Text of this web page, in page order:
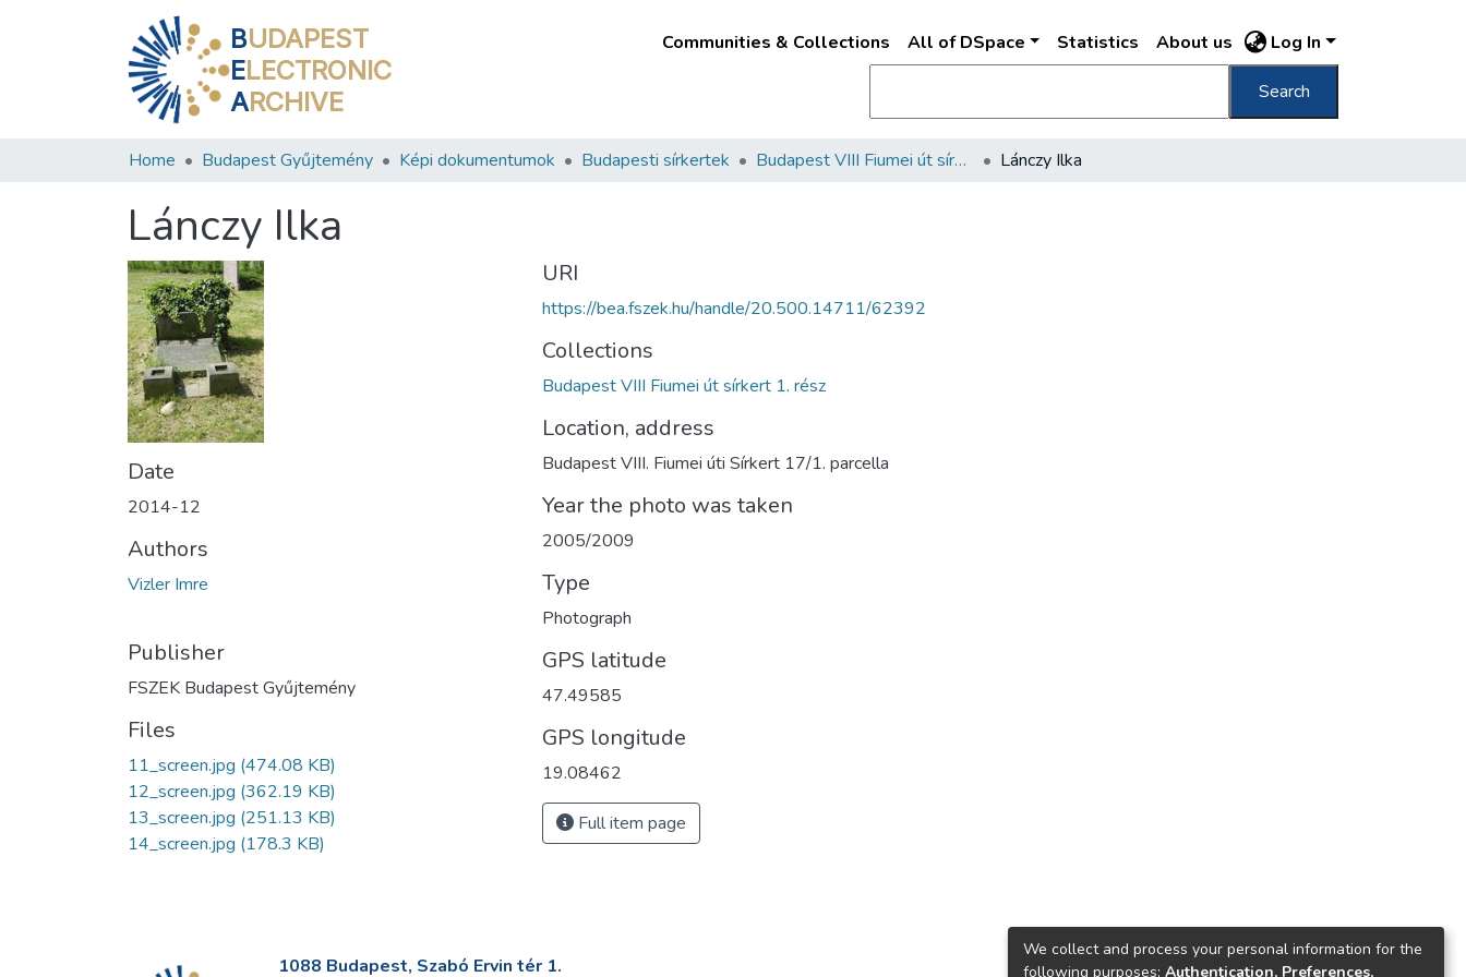
BUDAPEST
ELECTRONIC
ARCHIVE
Communities & Collections All of DSpace Statistics About us Log In
Search
Home Budapest Gyűjtemény Képi dokumentumok Budapesti sírkertek Budapest VIII Fiumei út sírkert 1. rész Lánczy Ilka
Lánczy Ilka
Date
2014-12
Authors
Vizler Imre
Publisher
FSZEK Budapest Gyűjtemény
Files
11_screen.jpg (474.08 KB)
12_screen.jpg (362.19 KB)
13_screen.jpg (251.13 KB)
14_screen.jpg (178.3 KB)
URI
https://bea.fszek.hu/handle/20.500.14711/62392
Collections
Budapest VIII Fiumei út sírkert 1. rész
Location, address
Budapest VIII. Fiumei úti Sírkert 17/1. parcella
Year the photo was taken
2005/2009
Type
Photograph
GPS latitude
47.49585
GPS longitude
19.08462
Full item page
1088 Budapest, Szabó Ervin tér 1.
We collect and process your personal information for the
following purposes: Authentication, Preferences,